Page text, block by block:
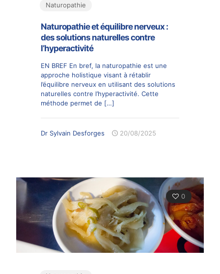
Naturopathie
Naturopathie et équilibre nerveux :
des solutions naturelles contre
l’hyperactivité
EN BREF En bref, la naturopathie est une
approche holistique visant à rétablir
l’équilibre nerveux en utilisant des solutions
naturelles contre l’hyperactivité. Cette
méthode permet de […]
Dr Sylvain Desforges 20/08/2025
0